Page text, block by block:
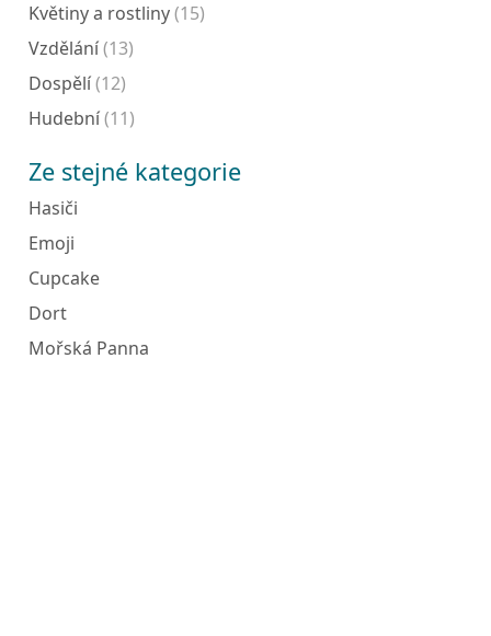
Květiny a rostliny(15)
Vzdělání(13)
Dospělí(12)
Hudební(11)
Ze stejné kategorie
Hasiči
Emoji
Cupcake
Dort
Mořská Panna